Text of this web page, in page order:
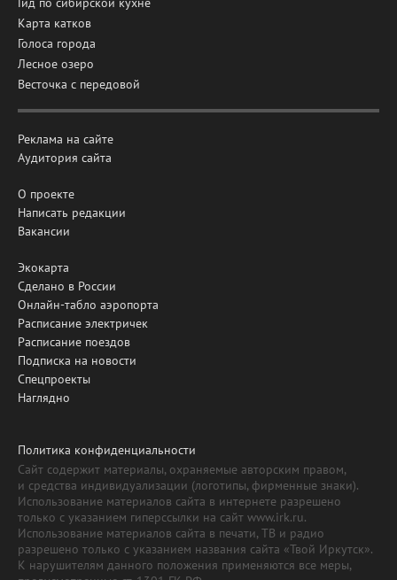
Карта катков
Голоса города
Лесное озеро
Весточка с передовой
Реклама на сайте
Аудитория сайта
О проекте
Написать редакции
Вакансии
Экокарта
Сделано в России
Онлайн-табло аэропорта
Расписание электричек
Расписание поездов
Подписка на новости
Спецпроекты
Наглядно
Политика конфиденциальности
Сайт содержит материалы, охраняемые авторским правом,
и средства индивидуализации (логотипы, фирменные знаки).
Использование материалов сайта в интернете разрешено
только с указанием гиперссылки на сайт www.irk.ru.
Использование материалов сайта в печати, ТВ и радио
разрешено только с указанием названия сайта «Твой Иркутск».
К нарушителям данного положения применяются все меры,